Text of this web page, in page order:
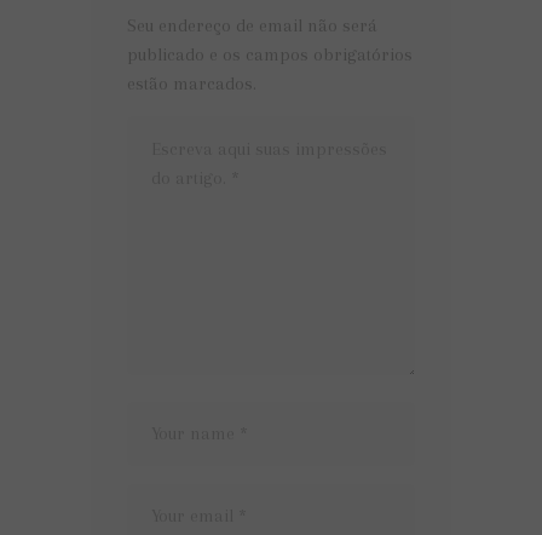
Seu endereço de email não será
publicado e os campos obrigatórios
estão marcados.